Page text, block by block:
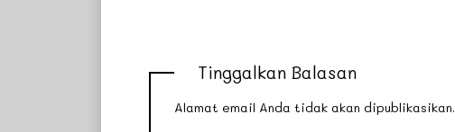
Tinggalkan Balasan
Alamat email Anda tidak akan dipublikasikan.